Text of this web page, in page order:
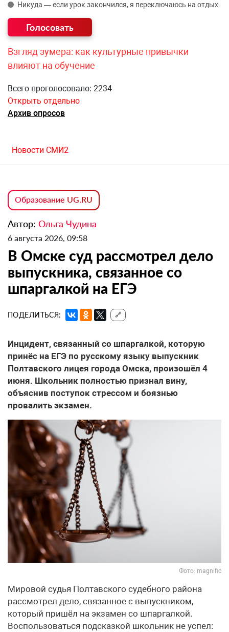
Никуда — если урок закончился, я переключаюсь на отдых.
Взгляд зумера: как культурные привычки
влияют на обучение
Всего проголосовало: 2234
Открыть отдельно
Архив опросов
Новости СМИ2
Образование UG.RU
Автор: Ольга Чудина
6 августа 2026, 09:58
В Омске суд рассмотрел дело
выпускника, связанное со
шпаргалкой на ЕГЭ
ПОДЕЛИТЬСЯ: 🔗
Инцидент, связанный со шпаргалкой, которую
принёс на ЕГЭ по русскому языку выпускник
Полтавского лицея города Омска, произошёл 4
июня. Школьник полностью признал вину,
объяснив поступок стрессом и боязнью
провалить экзамен.
Фото: magnific
Мировой судья Полтавского судебного района
рассмотрел дело, связанное с выпускником,
который пришёл на экзамен со шпаргалкой.
Воспользоваться подсказкой школьник не успел: